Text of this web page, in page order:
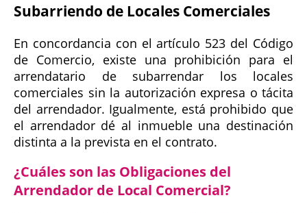
Subarriendo de Locales Comerciales
En concordancia con el artículo 523 del Código
de Comercio, existe una prohibición para el
arrendatario de subarrendar los locales
comerciales sin la autorización expresa o tácita
del arrendador. Igualmente, está prohibido que
el arrendador dé al inmueble una destinación
distinta a la prevista en el contrato.
¿Cuáles son las Obligaciones del
Arrendador de Local Comercial?